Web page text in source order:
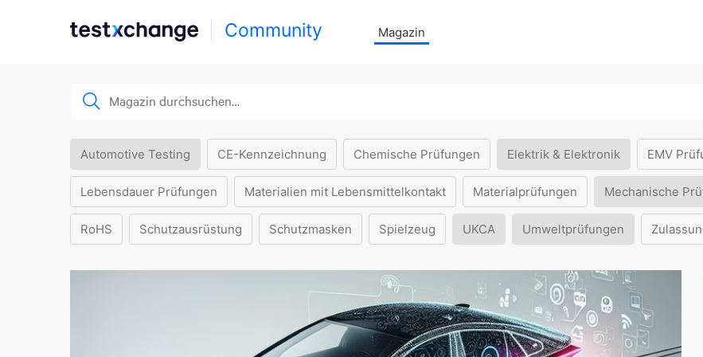
Community Magazin
Automotive Testing CE-Kennzeichnung Chemische Prüfungen Elektrik & Elektronik EMV
Lebensdauer Prüfungen Materialien mit Lebensmittelkontakt Materialprüfungen Mechanische
RoHS Schutzausrüstung Schutzmasken Spielzeug UKCA Umweltprüfungen